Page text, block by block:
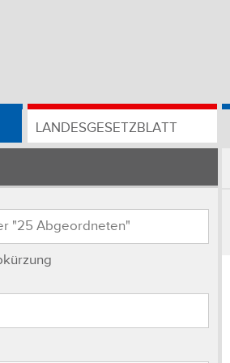
LANDESGESETZBLATT